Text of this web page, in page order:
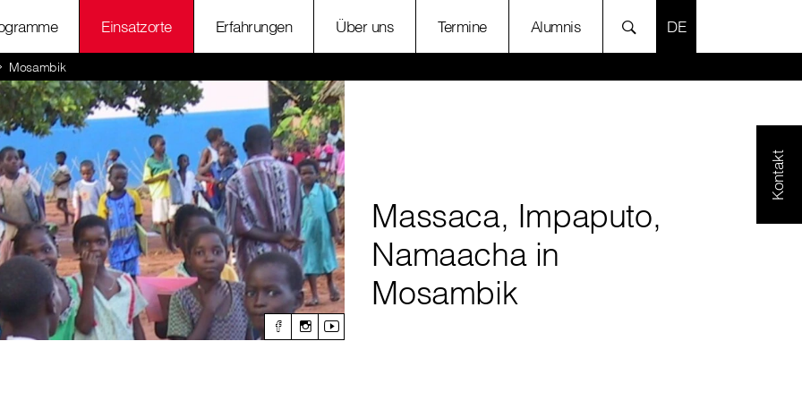
Einsatzorte Erfahrungen Über uns Termine Alumnis SPRACHE
Mosambik
Kontakt
Massaca, Impaputo,
Namaacha in
Mosambik